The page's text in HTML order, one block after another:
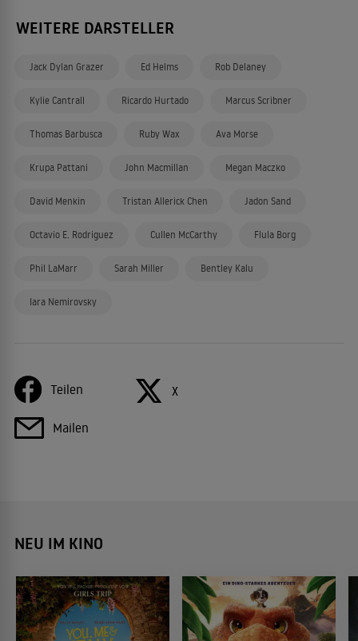
WEITERE DARSTELLER
Jack Dylan Grazer Ed Helms Rob Delaney
Kylie Cantrall Ricardo Hurtado Marcus Scribner
Thomas Barbusca Ruby Wax Ava Morse
Krupa Pattani John Macmillan Megan Maczko
David Menkin Tristan Allerick Chen Jadon Sand
Octavio E. Rodriguez Cullen McCarthy Flula Borg
Phil LaMarr Sarah Miller Bentley Kalu
Iara Nemirovsky
Teilen X
Mailen
NEU IM KINO